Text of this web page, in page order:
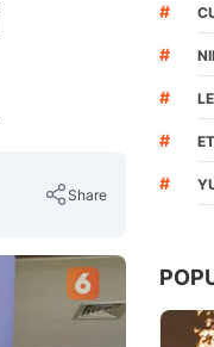
Share
Copy Link
#
#
#
#
#